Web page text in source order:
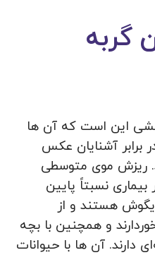
گربه
این است که آن ها
برابر آشنایان عکس
ریزش موی متوسطی
بیماری نسبتاً پایین
هستند و از
و همچنین با بچه
دارند. آن ها با حیوانات